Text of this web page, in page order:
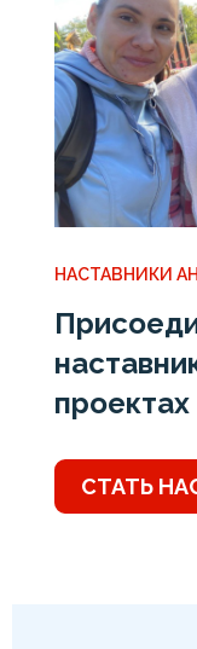
НАСТАВНИКИ
проектах
СТАТЬ